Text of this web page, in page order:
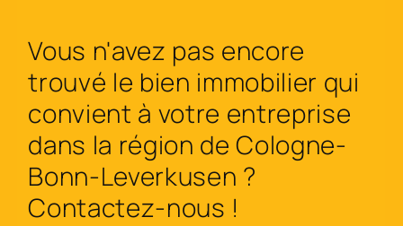
Vous n'avez pas encore
trouvé le bien immobilier qui
convient à votre entreprise
dans la région de Cologne-
Bonn-Leverkusen ?
Contactez-nous !